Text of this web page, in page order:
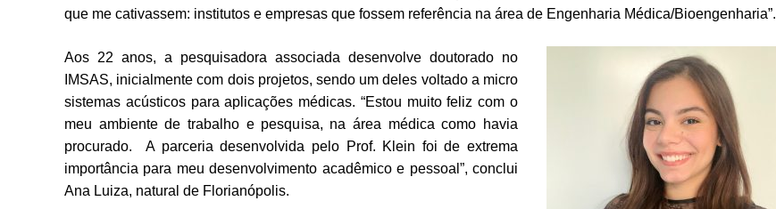
que me cativassem: institutos e empresas que fossem referência na área de Engenharia Médica/Bioengenharia”.
Aos 22 anos, a pesquisadora associada desenvolve doutorado no
IMSAS, inicialmente com dois projetos, sendo um deles voltado a micro
sistemas acústicos para aplicações médicas. “Estou muito feliz com o
meu ambiente de trabalho e pesquisa, na área médica como havia
procurado.
A parceria desenvolvida pelo Prof. Klein foi de extrema
importância para meu desenvolvimento acadêmico e pessoal”, conclui
Ana Luiza, natural de Florianópolis.